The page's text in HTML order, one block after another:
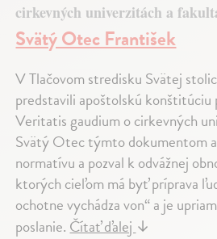
cirkevných univerzitách a
Svätý Otec František
V Tlačovom stredisku Svätej
predstavili apoštolskú konštitúciu
Veritatis gaudium o cirkevných
Svätý Otec týmto dokumentom
normatívu a pozval k odvážnej
ktorých cieľom má byť príprava
ochotne vychádza von“ a je
poslanie. Čítať ďalej ↓